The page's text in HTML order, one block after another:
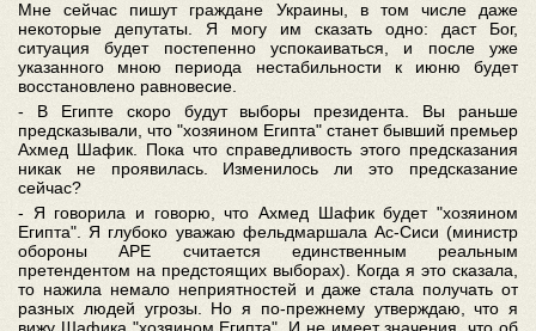
Мне сейчас пишут граждане Украины, в том числе даже
некоторые депутаты. Я могу им сказать одно: даст Бог,
ситуация будет постепенно успокаиваться, и после уже
указанного мною периода нестабильности к июню будет
восстановлено равновесие.
- В Египте скоро будут выборы президента. Вы раньше
предсказывали, что "хозяином Египта" станет бывший премьер
Ахмед Шафик. Пока что справедливость этого предсказания
никак не проявилась. Изменилось ли это предсказание
сейчас?
- Я говорила и говорю, что Ахмед Шафик будет "хозяином
Египта". Я глубоко уважаю фельдмаршала Ас-Сиси (министр
обороны АРЕ считается единственным реальным
претендентом на предстоящих выборах). Когда я это сказала,
то нажила немало неприятностей и даже стала получать от
разных людей угрозы. Но я по-прежнему утверждаю, что я